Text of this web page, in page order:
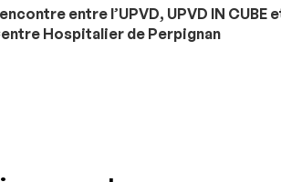
entre l’UPVD, UPVD IN CUBE
Hospitalier de Perpignan